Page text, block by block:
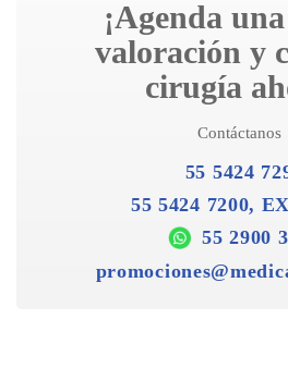
¡Agenda
valoración y
cirugía
Contáctanos
55 5424
55 5424 7200,
55 2900